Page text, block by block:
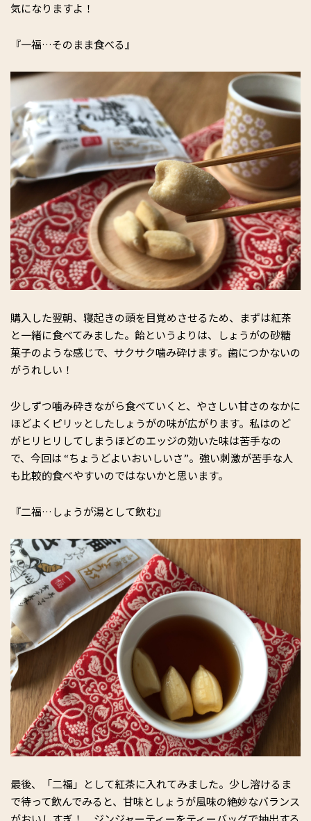
気になりますよ！
『一福…そのまま食べる』
購入した翌朝、寝起きの頭を目覚めさせるため、まずは紅茶
と一緒に食べてみました。飴というよりは、しょうがの砂糖
菓子のような感じで、サクサク噛み砕けます。歯につかないの
がうれしい！
少しずつ噛み砕きながら食べていくと、やさしい甘さのなかに
ほどよくピリッとしたしょうがの味が広がります。私はのど
がヒリヒリしてしまうほどのエッジの効いた味は苦手なの
で、今回は “ちょうどよいおいしいさ”。強い刺激が苦手な人
も比較的食べやすいのではないかと思います。
『二福…しょうが湯として飲む』
最後、「二福」として紅茶に入れてみました。少し溶けるま
で待って飲んでみると、甘味としょうが風味の絶妙なバランス